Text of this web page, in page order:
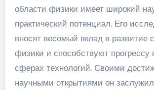
области физики имеет широкий
практический потенциал. Его
вносят весомый вклад в развитие
физики и способствуют прогрессу
сферах технологий. Своими
научными открытиями он